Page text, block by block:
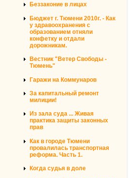
Беззаконие в лицах
Бюджет г. Тюмени 2010г. - Как
у здравоохранения с
образованием отняли
конфетку и отдали
дорожникам.
Вестник "Ветер Свободы -
Тюмень"
Гаражи на Коммунаров
За капитальный ремонт
милиции!
Из зала суда ... Живая
практика защиты законных
прав
Как в городе Тюмени
провалилась транспортная
реформа. Часть 1.
Когда судья в доле